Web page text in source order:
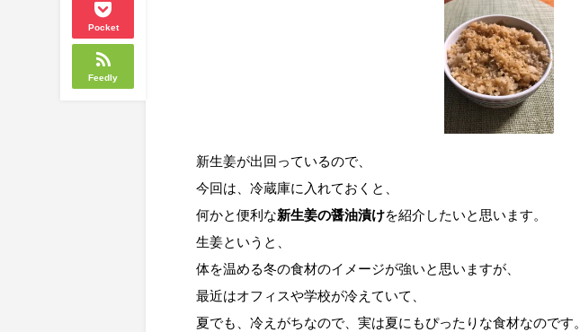
Pocket
Feedly
新生姜が出回っているので、
今回は、冷蔵庫に入れておくと、
何かと便利な新生姜の醤油漬けを紹介したいと思います。
生姜というと、
体を温める冬の食材のイメージが強いと思いますが、
最近はオフィスや学校が冷えていて、
夏でも、冷えがちなので、実は夏にもぴったりな食材なのです。